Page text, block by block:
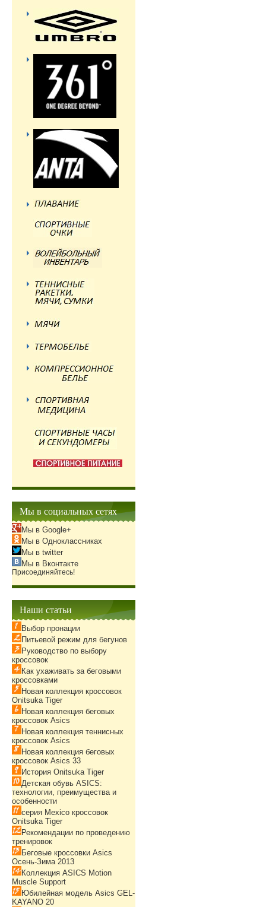
Мы в социальных сетях
Мы в Google+
Мы в Одноклассниках
Мы в twitter
Мы в Вконтакте
Присоединяйтесь!
Наши статьи
Выбор пронации
Питьевой режим для бегунов
Руководство по выбору
кроссовок
Как ухаживать за беговыми
кроссовками
Новая коллекция кроссовок
Onitsuka Tiger
Новая коллекция беговых
кроссовок Asics
Новая коллекция теннисных
кроссовок Asics
Новая коллекция беговых
кроссовок Asics 33
История Onitsuka Tiger
Детская обувь ASICS:
технологии, преимущества и
особенности
серия Mexico кроссовок
Onitsuka Tiger
Рекомендации по проведению
тренировок
Беговые кроссовки Asics
Осень-Зима 2013
Коллекция ASICS Motion
Muscle Support
Юбилейная модель Asics GEL-
KAYANO 20